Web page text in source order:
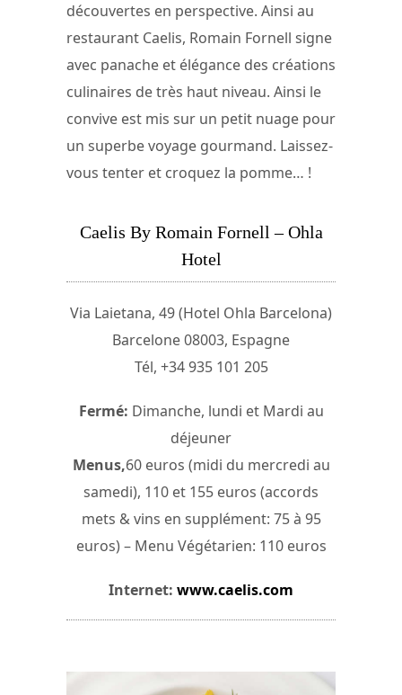
découvertes en perspective. Ainsi au
restaurant Caelis, Romain Fornell signe
avec panache et élégance des créations
culinaires de très haut niveau. Ainsi le
convive est mis sur un petit nuage pour
un superbe voyage gourmand. Laissez-
vous tenter et croquez la pomme… !
Caelis By Romain Fornell – Ohla
Hotel
Via Laietana, 49 (Hotel Ohla Barcelona)
Barcelone 08003, Espagne
Tél, +34 935 101 205
Fermé: Dimanche, lundi et Mardi au
déjeuner
Menus,60 euros (midi du mercredi au
samedi), 110 et 155 euros (accords
mets & vins en supplément: 75 à 95
euros) – Menu Végétarien: 110 euros
Internet: www.caelis.com